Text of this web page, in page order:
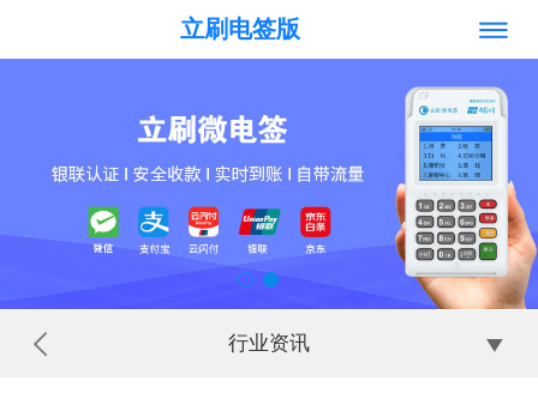
立刷电签版
行业资讯